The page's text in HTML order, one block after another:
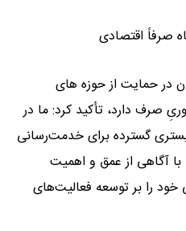
صرفاً اقتصادی
در حمایت از حوزه های
صرف دارد، تأکید کرد: ما در
گسترده برای خدمت‌رسانی
آگاهی از عمق و اهمیت
خود را بر توسعه فعالیت‌های